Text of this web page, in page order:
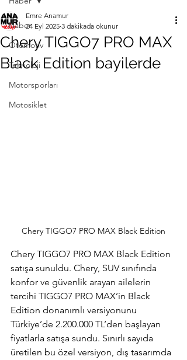
Haber
Otomotiv
Teknoloji
Motorsporları
Motosiklet
Chery TIGGO7 PRO MAX
Black Edition bayilerde
Emre Anamur
24 Eyl 2025 3 dakikada okunur
Chery TIGGO7 PRO MAX Black Edition
Chery TIGGO7 PRO MAX Black Edition
satışa sunuldu. Chery, SUV sınıfında
konfor ve güvenlik arayan ailelerin
tercihi TIGGO7 PRO MAX’in Black
Edition donanımlı versiyonunu
Türkiye’de 2.200.000 TL’den başlayan
fiyatlarla satışa sundu. Sınırlı sayıda
üretilen bu özel versiyon, dış tasarımda